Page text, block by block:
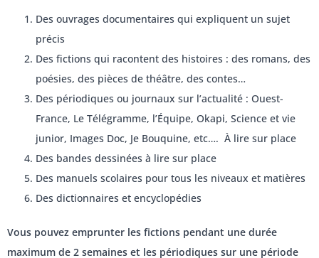
Des ouvrages documentaires qui expliquent un sujet
précis
Des fictions qui racontent des histoires : des romans, des
poésies, des pièces de théâtre, des contes…
Des périodiques ou journaux sur l’actualité : Ouest-
France, Le Télégramme, l’Équipe, Okapi, Science et vie
junior, Images Doc, Je Bouquine, etc…. À lire sur place
Des bandes dessinées à lire sur place
Des manuels scolaires pour tous les niveaux et matières
Des dictionnaires et encyclopédies
Vous pouvez emprunter les fictions pendant une durée
maximum de 2 semaines et les périodiques sur une période